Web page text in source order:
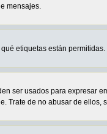
mensajes.
etiquetas están
ser usados para expresar
Trate de no abusar de